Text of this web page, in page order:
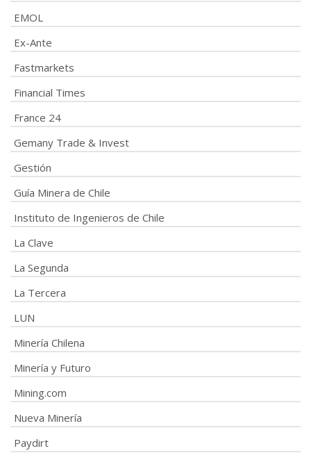
EMOL
Ex-Ante
Fastmarkets
Financial Times
France 24
Gemany Trade & Invest
Gestión
Guía Minera de Chile
Instituto de Ingenieros de Chile
La Clave
La Segunda
La Tercera
LUN
Minería Chilena
Minería y Futuro
Mining.com
Nueva Minería
Paydirt